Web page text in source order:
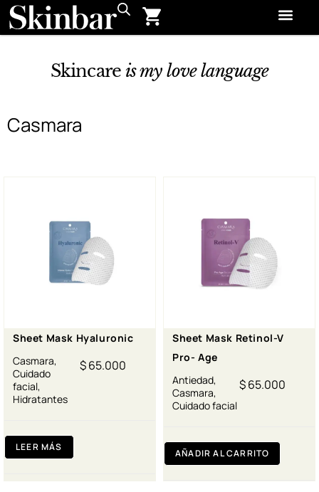
Skincare is my love language
Casmara
Sheet Mask Hyaluronic
Casmara,
Cuidado
facial,
Hidratantes
$65.000
LEER MÁS
Sheet Mask Retinol-V
Pro- Age
Antiedad,
Casmara,
Cuidado facial
$65.000
AÑADIR AL CARRITO